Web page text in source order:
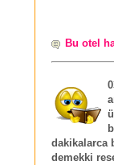
Bu otel
dakikalarca
demekki